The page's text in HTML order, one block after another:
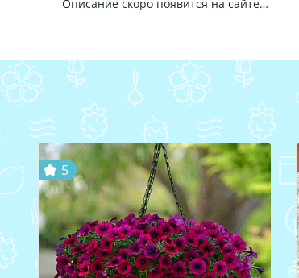
Описание скоро появится на сайте…
5